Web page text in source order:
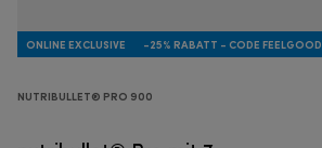
ONLINE EXCLUSIVE -25% RABATT - CODE FEELGOOD
NUTRIBULLET® PRO 900